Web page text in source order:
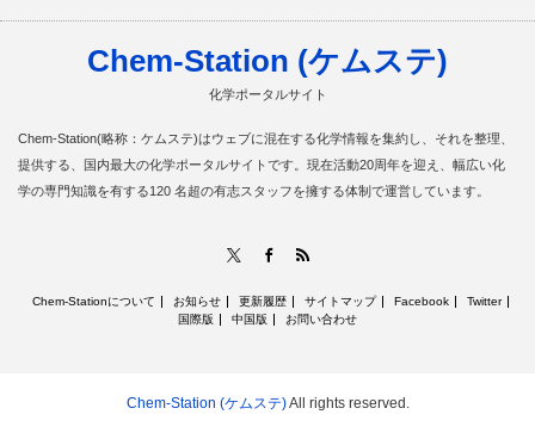
Chem-Station (ケムステ)
化学ポータルサイト
Chem-Station(略称：ケムステ)はウェブに混在する化学情報を集約し、それを整理、
提供する、国内最大の化学ポータルサイトです。現在活動20周年を迎え、幅広い化
学の専門知識を有する120 名超の有志スタッフを擁する体制で運営しています。
Facebook
Chem-Stationについて お知らせ 更新履歴 サイトマップ Facebook
Twitter
国際版
中国版 お問い合わせ
Chem-Station (ケムステ)All rights reserved.